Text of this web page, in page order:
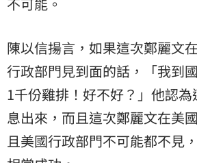
陳以信揚言，如果這次鄭麗文
行政部門見到面的話，「我到
1千份雞排！好不好？」他認
息出來，而且這次鄭麗文在美
且美國行政部門不可能都不見